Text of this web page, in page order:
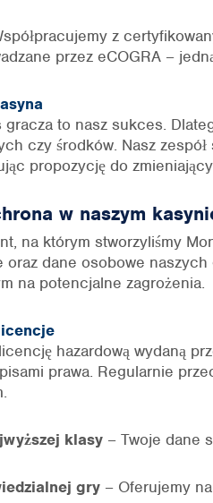
z
przez eCOGRA –
to nasz sukces.
czy środków. Nasz
propozycję do
w naszym
na którym stworzyliśmy
dane osobowe
na potencjalne zagrożenia.
hazardową wydaną
prawa. Regularnie
klasy – Twoje dane
gry – Oferujemy